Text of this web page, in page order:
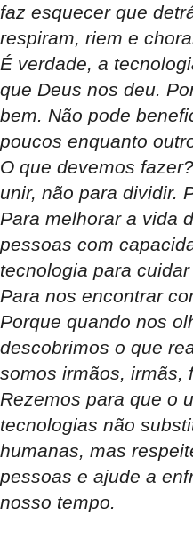
faz esquecer que
respiram, riem e
É verdade, a
que Deus nos deu.
bem. Não pode
poucos enquanto
O que devemos
unir, não para dividir.
Para melhorar a vida
pessoas com
tecnologia para
Para nos encontrar
Porque quando nos
descobrimos o que
somos irmãos, irmãs,
Rezemos para que o
tecnologias não
humanas, mas
pessoas e ajude a
nosso tempo.